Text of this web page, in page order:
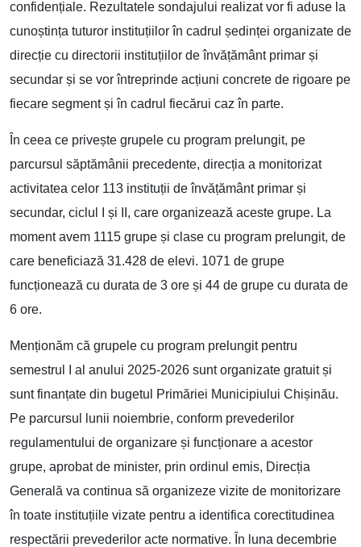
confidențiale. Rezultatele sondajului realizat vor fi aduse la
cunoștința tuturor instituțiilor în cadrul ședinței organizate de
direcție cu directorii instituțiilor de învățământ primar și
secundar și se vor întreprinde acțiuni concrete de rigoare pe
fiecare segment și în cadrul fiecărui caz în parte.
În ceea ce privește grupele cu program prelungit, pe
parcursul săptămânii precedente, direcția a monitorizat
activitatea celor 113 instituții de învățământ primar și
secundar, ciclul I și II, care organizează aceste grupe. La
moment avem 1115 grupe și clase cu program prelungit, de
care beneficiază 31.428 de elevi. 1071 de grupe
funcționează cu durata de 3 ore și 44 de grupe cu durata de
6 ore.
Menționăm că grupele cu program prelungit pentru
semestrul I al anului 2025-2026 sunt organizate gratuit și
sunt finanțate din bugetul Primăriei Municipiului Chișinău.
Pe parcursul lunii noiembrie, conform prevederilor
regulamentului de organizare și funcționare a acestor
grupe, aprobat de minister, prin ordinul emis, Direcția
Generală va continua să organizeze vizite de monitorizare
în toate instituțiile vizate pentru a identifica corectitudinea
respectării prevederilor acte normative. În luna decembrie